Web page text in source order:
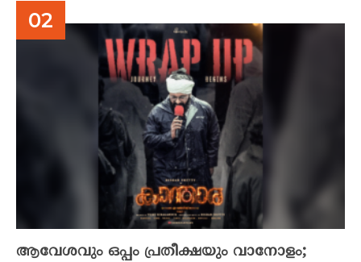
ആവേശവും ഒപ്പം പ്രതീക്ഷയും വാനോളം;